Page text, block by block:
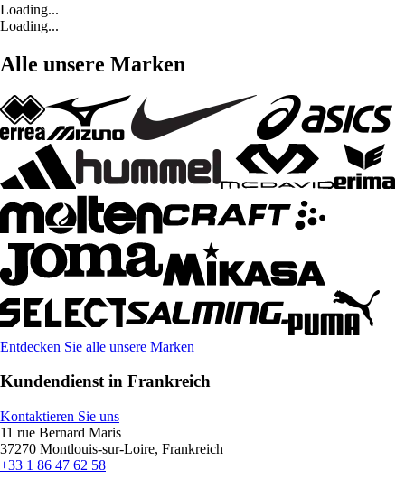
Loading...
Loading...
Alle unsere Marken
Entdecken Sie alle unsere Marken
Kundendienst in Frankreich
Kontaktieren Sie uns
11 rue Bernard Maris
37270 Montlouis-sur-Loire, Frankreich
+33 1 86 47 62 58